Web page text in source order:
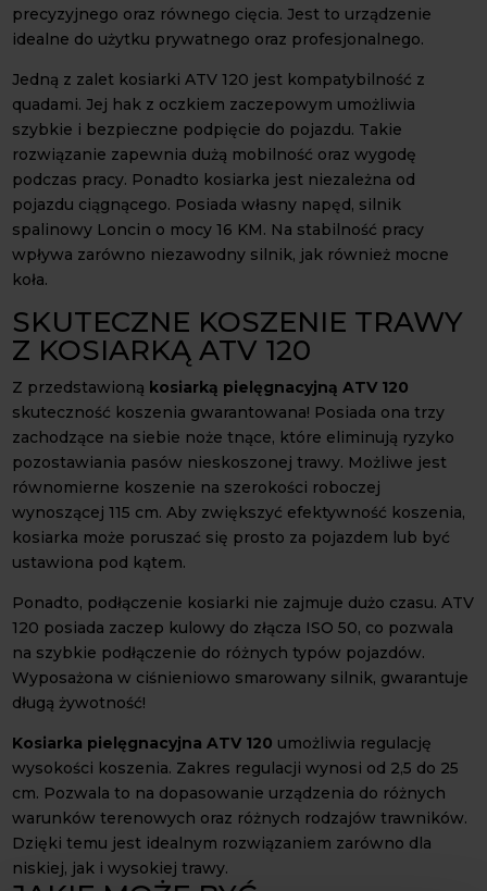
precyzyjnego oraz równego cięcia. Jest to urządzenie
idealne do użytku prywatnego oraz profesjonalnego.
Jedną z zalet kosiarki ATV 120 jest kompatybilność z
quadami. Jej hak z oczkiem zaczepowym umożliwia
szybkie i bezpieczne podpięcie do pojazdu. Takie
rozwiązanie zapewnia dużą mobilność oraz wygodę
podczas pracy. Ponadto kosiarka jest niezależna od
pojazdu ciągnącego. Posiada własny napęd, silnik
spalinowy Loncin o mocy 16 KM. Na stabilność pracy
wpływa zarówno niezawodny silnik, jak również mocne
koła.
SKUTECZNE KOSZENIE TRAWY
Z KOSIARKĄ ATV 120
Z przedstawioną kosiarką pielęgnacyjną ATV 120
skuteczność koszenia gwarantowana! Posiada ona trzy
zachodzące na siebie noże tnące, które eliminują ryzyko
pozostawiania pasów nieskoszonej trawy. Możliwe jest
równomierne koszenie na szerokości roboczej
wynoszącej 115 cm. Aby zwiększyć efektywność koszenia,
kosiarka może poruszać się prosto za pojazdem lub być
ustawiona pod kątem.
Ponadto, podłączenie kosiarki nie zajmuje dużo czasu. ATV
120 posiada zaczep kulowy do złącza ISO 50, co pozwala
na szybkie podłączenie do różnych typów pojazdów.
Wyposażona w ciśnieniowo smarowany silnik, gwarantuje
długą żywotność!
Kosiarka pielęgnacyjna ATV 120 umożliwia regulację
wysokości koszenia. Zakres regulacji wynosi od 2,5 do 25
cm. Pozwala to na dopasowanie urządzenia do różnych
warunków terenowych oraz różnych rodzajów trawników.
Dzięki temu jest idealnym rozwiązaniem zarówno dla
niskiej, jak i wysokiej trawy.